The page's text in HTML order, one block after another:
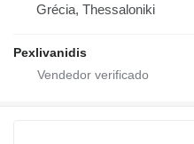
Grécia, Thessaloniki
Pexlivanidis